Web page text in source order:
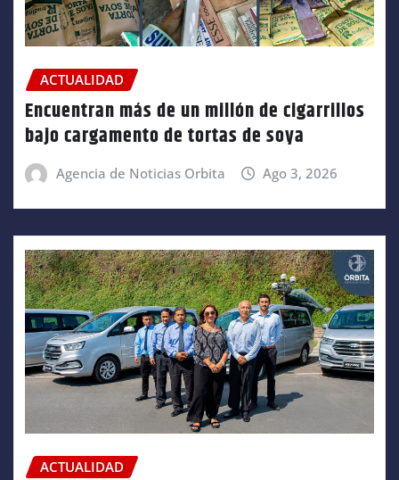
ACTUALIDAD
Encuentran más de un millón de cigarrillos
bajo cargamento de tortas de soya
Agencia de Noticias Orbita Ago 3, 2026
ACTUALIDAD